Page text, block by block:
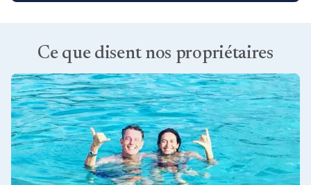
Ce que disent nos propriétaires